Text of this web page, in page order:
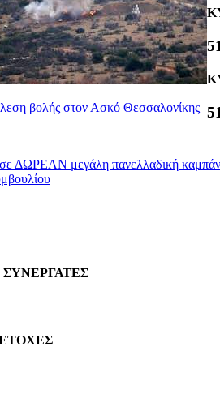
βολής στον Ασκό Θεσσαλονίκης
μεγάλη πανελλαδική καμπάνια
59